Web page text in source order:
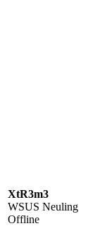
XtR3m3
WSUS Neuling
Offline